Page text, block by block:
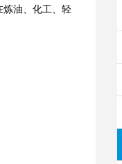
油、化工、轻